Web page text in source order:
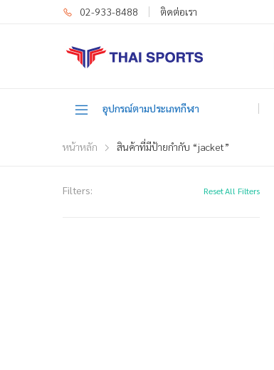
02-933-8488 ติดต่อเรา
อุปกรณ์ตามประเภทกีฬา
หน้าหลัก สินค้าที่มีป้ายกำกับ “jacket”
Filters: Reset All Filters